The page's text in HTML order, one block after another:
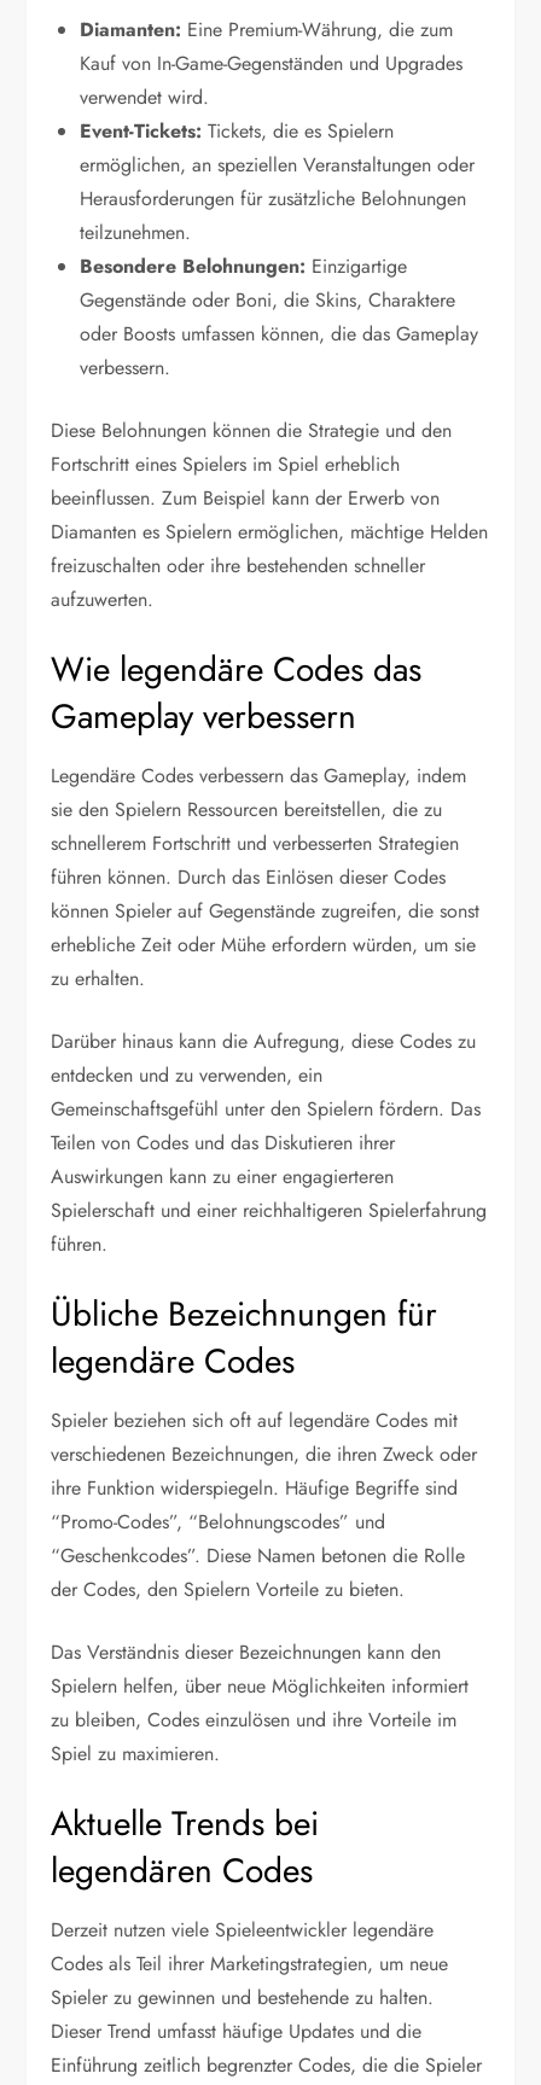
Diamanten: Eine Premium-Währung, die zum
Kauf von In-Game-Gegenständen und Upgrades
verwendet wird.
Event-Tickets: Tickets, die es Spielern
ermöglichen, an speziellen Veranstaltungen oder
Herausforderungen für zusätzliche Belohnungen
teilzunehmen.
Besondere Belohnungen: Einzigartige
Gegenstände oder Boni, die Skins, Charaktere
oder Boosts umfassen können, die das Gameplay
verbessern.
Diese Belohnungen können die Strategie und den
Fortschritt eines Spielers im Spiel erheblich
beeinflussen. Zum Beispiel kann der Erwerb von
Diamanten es Spielern ermöglichen, mächtige Helden
freizuschalten oder ihre bestehenden schneller
aufzuwerten.
Wie legendäre Codes das
Gameplay verbessern
Legendäre Codes verbessern das Gameplay, indem
sie den Spielern Ressourcen bereitstellen, die zu
schnellerem Fortschritt und verbesserten Strategien
führen können. Durch das Einlösen dieser Codes
können Spieler auf Gegenstände zugreifen, die sonst
erhebliche Zeit oder Mühe erfordern würden, um sie
zu erhalten.
Darüber hinaus kann die Aufregung, diese Codes zu
entdecken und zu verwenden, ein
Gemeinschaftsgefühl unter den Spielern fördern. Das
Teilen von Codes und das Diskutieren ihrer
Auswirkungen kann zu einer engagierteren
Spielerschaft und einer reichhaltigeren Spielerfahrung
führen.
Übliche Bezeichnungen für
legendäre Codes
Spieler beziehen sich oft auf legendäre Codes mit
verschiedenen Bezeichnungen, die ihren Zweck oder
ihre Funktion widerspiegeln. Häufige Begriffe sind
“Promo-Codes”, “Belohnungscodes” und
“Geschenkcodes”. Diese Namen betonen die Rolle
der Codes, den Spielern Vorteile zu bieten.
Das Verständnis dieser Bezeichnungen kann den
Spielern helfen, über neue Möglichkeiten informiert
zu bleiben, Codes einzulösen und ihre Vorteile im
Spiel zu maximieren.
Aktuelle Trends bei
legendären Codes
Derzeit nutzen viele Spieleentwickler legendäre
Codes als Teil ihrer Marketingstrategien, um neue
Spieler zu gewinnen und bestehende zu halten.
Dieser Trend umfasst häufige Updates und die
Einführung zeitlich begrenzter Codes, die die Spieler